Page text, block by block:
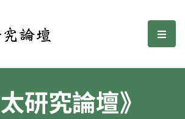
壇 選
研究論壇》